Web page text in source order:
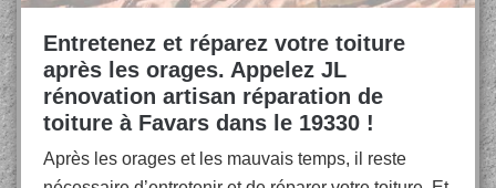
Entretenez et réparez votre toiture
après les orages. Appelez JL
rénovation artisan réparation de
toiture à Favars dans le 19330 !
Après les orages et les mauvais temps, il reste